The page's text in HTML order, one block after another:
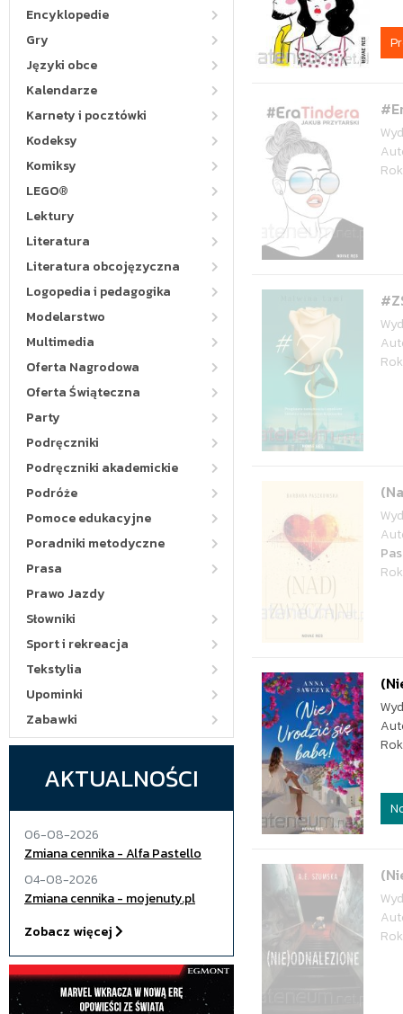
Encyklopedie
Gry
Języki obce
Kalendarze
Karnety i pocztówki
Kodeksy
Komiksy
LEGO®
Lektury
Literatura
Literatura obcojęzyczna
Logopedia i pedagogika
Modelarstwo
Multimedia
Oferta Nagrodowa
Oferta Świąteczna
Party
Podręczniki
Podręczniki akademickie
Podróże
Pomoce edukacyjne
Poradniki metodyczne
Prasa
Prawo Jazdy
Słowniki
Sport i rekreacja
Tekstylia
Upominki
Zabawki
AKTUALNOŚCI
06-08-2026
Zmiana cennika - Alfa Pastello
04-08-2026
Zmiana cennika - mojenuty.pl
Zobacz więcej